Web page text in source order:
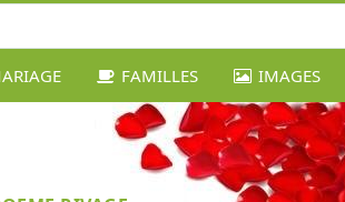
FAMILLES IMAGES